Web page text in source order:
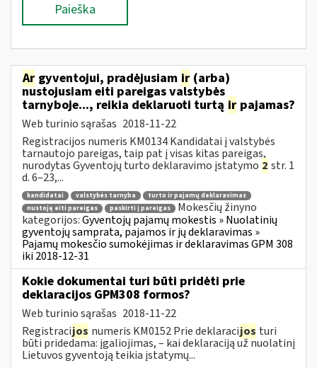
Paieška
Ar gyventojui, pradėjusiam ir (arba)
nustojusiam eiti pareigas valstybės
tarnyboje..., reikia deklaruoti turtą ir pajamas?
Web turinio sąrašas 2018-11-22
Registracijos numeris KM0134 Kandidatai į valstybės
tarnautojo pareigas, taip pat į visas kitas pareigas,
nurodytas Gyventojų turto deklaravimo įstatymo 2 str. 1
d. 6–23,...
kandidatai valstybės tarnyba
turto ir pajamų deklaravimas
nustoję eiti pareigas
paskirti į pareigas
Mokesčių žinyno
kategorijos:Gyventojų pajamų mokestis » Nuolatinių
gyventojų samprata, pajamos ir jų deklaravimas »
Pajamų mokesčio sumokėjimas ir deklaravimas GPM 308
iki 2018-12-31
Kokie dokumentai turi būti pridėti prie
deklaracijos GPM308 formos?
Web turinio sąrašas 2018-11-22
Registracijos numeris KM0152 Prie deklaracijos turi
būti pridedama: įgaliojimas, – kai deklaraciją už nuolatinį
Lietuvos gyventoją teikia įstatymų...